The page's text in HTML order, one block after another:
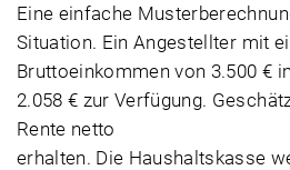
Eine einfache
Situation. Ein Angestellter mit
Bruttoeinkommen von 3.500 €
2.058 € zur Verfügung.
Rente netto
erhalten. Die Haushaltskasse